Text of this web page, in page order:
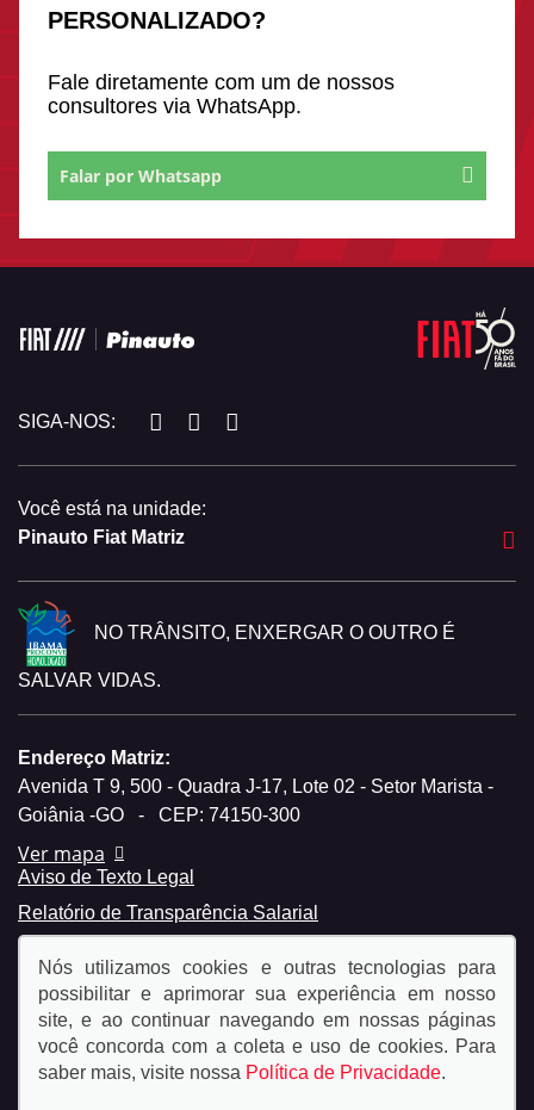
PERSONALIZADO?
Fale diretamente com um de nossos
consultores via WhatsApp.
Falar por Whatsapp
SIGA-NOS:
Você está na unidade:
Pinauto Fiat Matriz
NO TRÂNSITO, ENXERGAR O OUTRO É
SALVAR VIDAS.
Endereço Matriz:
Avenida T 9, 500 - Quadra J-17, Lote 02 - Setor Marista -
Goiânia -GO
- CEP: 74150-300
Ver mapa
Aviso de Texto Legal
Relatório de Transparência Salarial
© Copyright 2026
Nós utilizamos cookies e outras tecnologias para
possibilitar e aprimorar sua experiência em nosso
site, e ao continuar navegando em nossas páginas
você concorda com a coleta e uso de cookies. Para
saber mais, visite nossa Política de Privacidade.